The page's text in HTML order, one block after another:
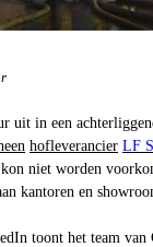
uit in een
hofleverancier LF
niet worden
kantoren en
toont het team